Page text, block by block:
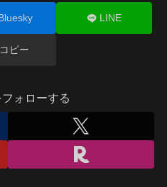
LINE
コピー
ォローする